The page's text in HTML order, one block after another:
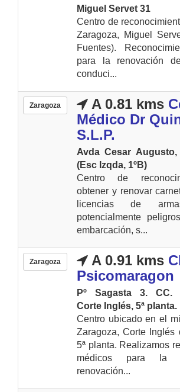
Miguel Servet 31
Centro de
Zaragoza, Miguel
Fuentes).
para la renovación
conduci...
Zaragoza A 0.81 kms
Médico Dr
S.L.P.
Avda Cesar Augusto,
(Esc Izqda, 1ºB)
Centro de
obtener y renovar
licencias de
potencialmente
embarcación, s...
Zaragoza A 0.91 kms
Psicomaragon
Pº Sagasta 3. CC.
Corte Inglés, 5ª planta.
Centro ubicado en el
Zaragoza, Corte Inglés
5ª planta. Realizamos
médicos para la
renovación...